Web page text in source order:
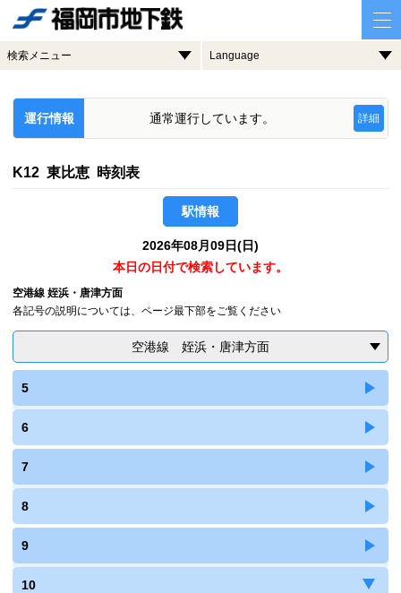
検索メニュー Language
運行情報 通常運行しています。 詳細
K12 東比恵 時刻表
駅情報
2026年08月09日(日)
本日の日付で検索しています。
空港線 姪浜・唐津方面
各記号の説明については、ページ最下部をご覧ください
空港線 姪浜・唐津方面
5
6
7
8
9
10